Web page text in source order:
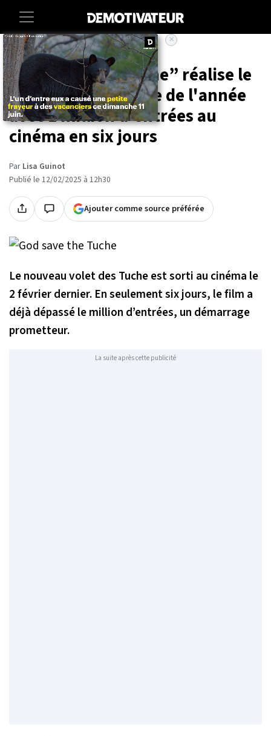
Accueil Entertainment Cinema
“God save the Tuche” réalise le
meilleur démarrage de l'année
avec 1 million d'entrées au
cinéma en six jours
Par Lisa Guinot
Publié le 12/02/2025 à 12h30
Ajouter comme source préférée
Le nouveau volet des Tuche est sorti au cinéma le
2 février dernier. En seulement six jours, le film a
déjà dépassé le million d’entrées, un démarrage
prometteur.
La suite après cette publicité
×